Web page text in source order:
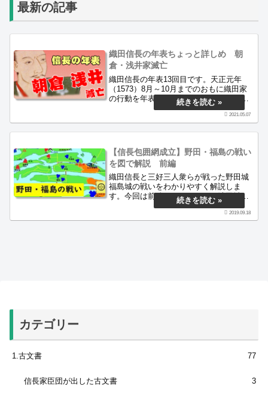
最新の記事
織田信長の年表ちょっと詳しめ 朝
倉・浅井家滅亡
織田信長の年表13回目です。天正元年
（1573）8月～10月までのおもに織田家
の行動を年表にしています。朝倉・浅井
討伐戦・近江鯰江城攻略・第二次伊勢長
島一向一揆戦の時期にあたります。2021.05.07
【信長包囲網成立】野田・福島の戦い
を図で解説 前編
織田信長と三好三人衆らが戦った野田城
福島城の戦いをわかりやすく解説しま
す。今回は前編ということで、池田城の
異変から信長勝利目前までです。この戦
いは日本で初めて大口径の火縄銃を使用
2019.09.18
カテゴリー
1.古文書 77
信長家臣団が出した古文書 3